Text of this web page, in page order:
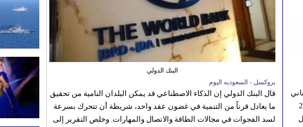
البنك الدولي
بروكسل - السعوديه اليوم
قال البنك الدولي إن الذكاء الاصطناعي قد يمكن البلدان النامية من تحقيق
ما يعادل قرناً من التنمية في غضون عقد واحد، شريطة أن تتحرك بسرعة
لسد الفجوات في مجالات الطاقة والاتصال والمهارات. وخلص التقرير إلى
آب الجاري، إلى 23